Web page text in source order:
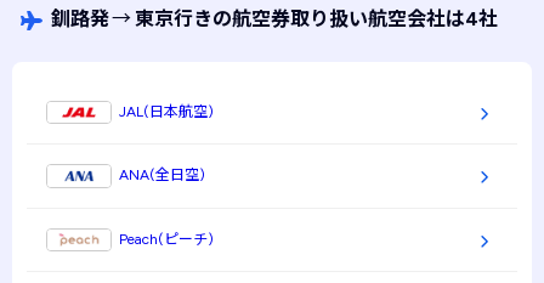
釧路発→東京行きの航空券取り扱い航空会社は4社
JAL(日本航空)
ANA(全日空)
Peach(ピーチ)